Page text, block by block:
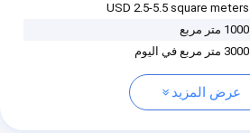
USD 2.5-5.5 square meters
1000 متر مربع
3000 متر مربع في اليوم
عرض المزيد